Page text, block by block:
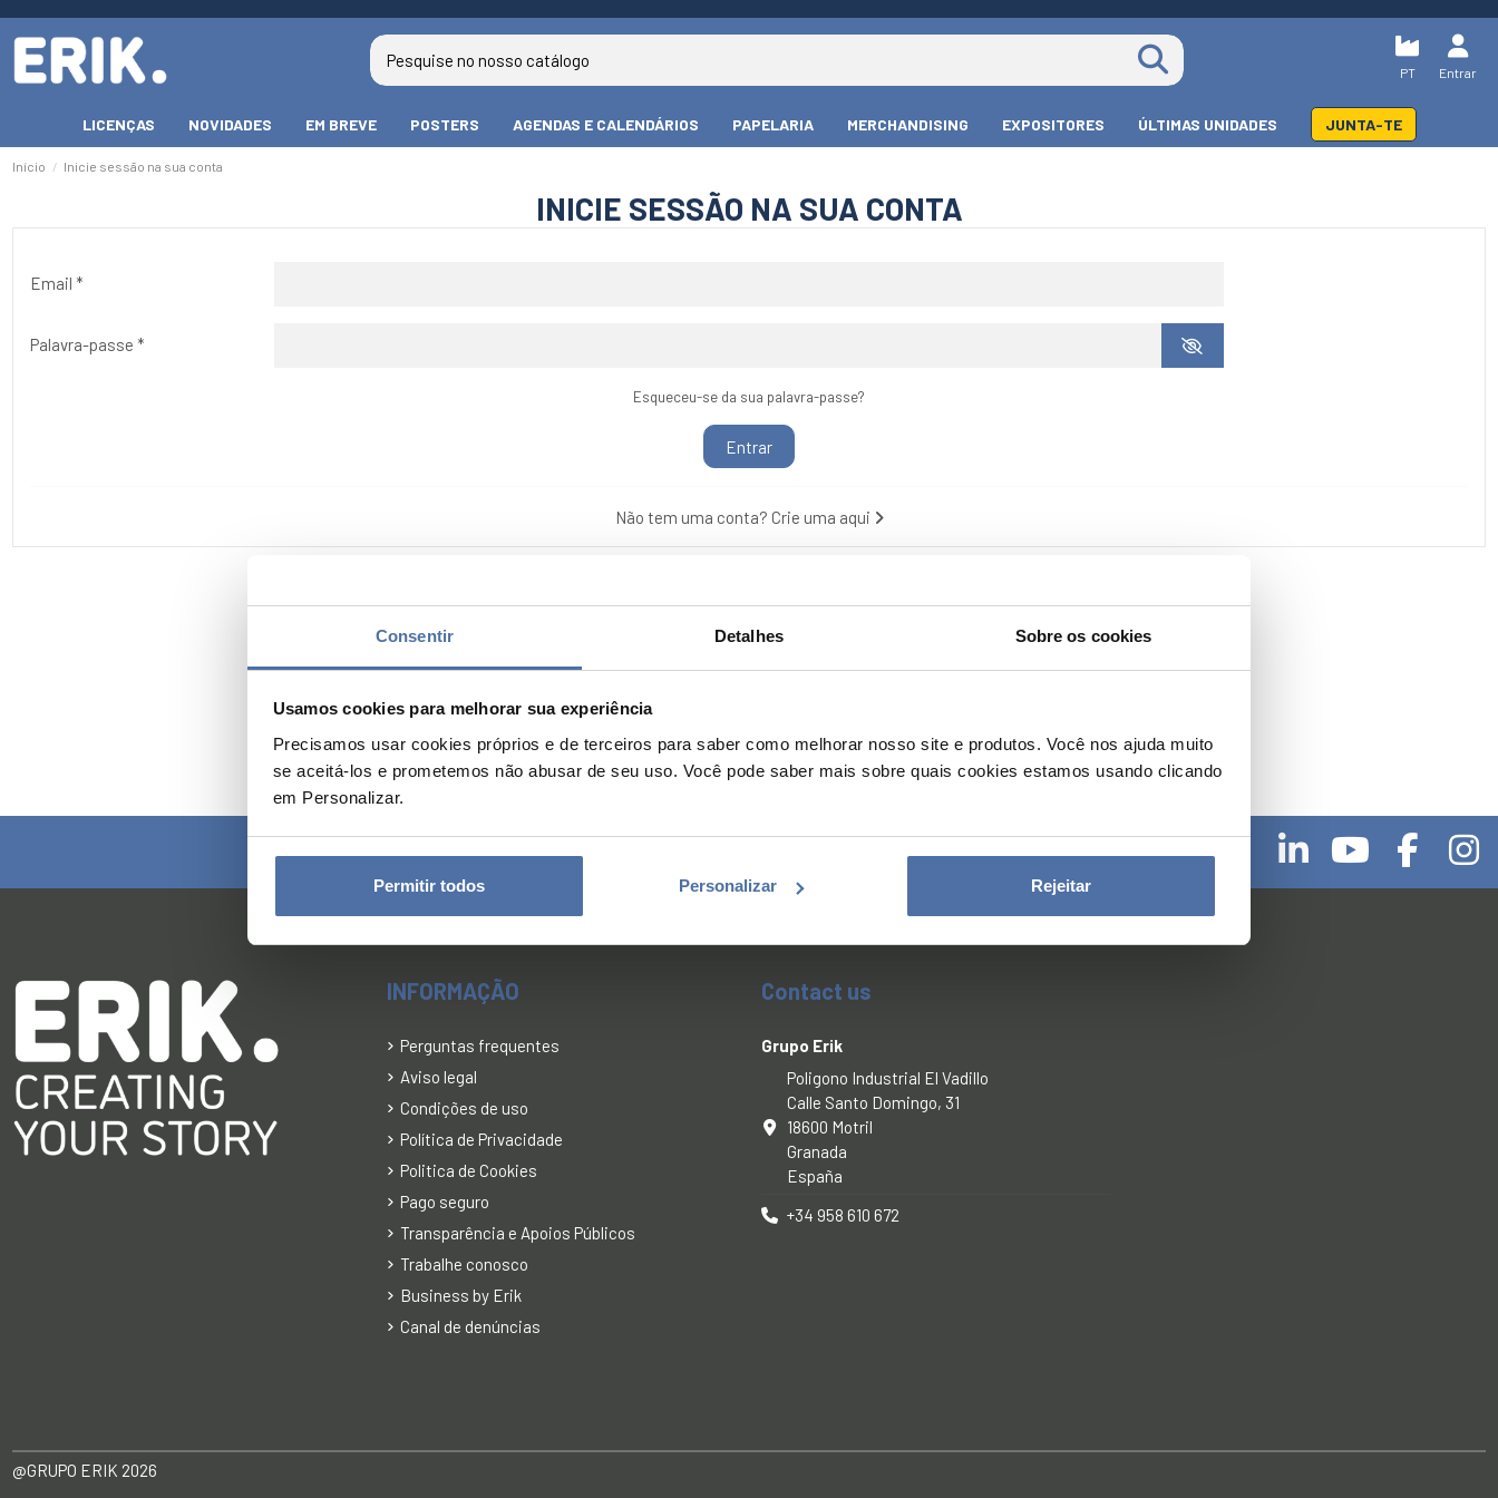
Consentir Detalhes Sobre os cookies
Usamos cookies para melhorar sua experiência
Precisamos usar cookies próprios e de terceiros para saber como melhorar nosso site e produtos. Você nos ajuda muito
se aceitá-los e prometemos não abusar de seu uso. Você pode saber mais sobre quais cookies estamos usando clicando
em Personalizar.
Rejeitar
Personalizar
Permitir todos
PT Entrar
LICENÇAS NOVIDADES EM BREVE POSTERS AGENDAS E CALENDÁRIOS PAPELARIA MERCHANDISING EXPOSITORES ÚLTIMAS UNIDADES JUNTA-TE
Início Inicie sessão na sua conta
INICIE SESSÃO NA SUA CONTA
Email *
Palavra-passe *
Esqueceu-se da sua palavra-passe?
Entrar
Não tem uma conta? Crie uma aqui
¡Siga-nos!
INFORMAÇÃO
Perguntas frequentes
Aviso legal
Condições de uso
Política de Privacidade
Politica de Cookies
Pago seguro
Transparência e Apoios Públicos
Trabalhe conosco
Business by Erik
Canal de denúncias
Contact us
Grupo Erik
Poligono Industrial El Vadillo
Calle Santo Domingo, 31
18600 Motril
Granada
España
+34 958 610 672
@GRUPO ERIK 2026